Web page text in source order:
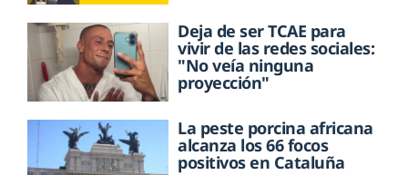
Deja de ser TCAE para
vivir de las redes sociales:
"No veía ninguna
proyección"
La peste porcina africana
alcanza los 66 focos
positivos en Cataluña